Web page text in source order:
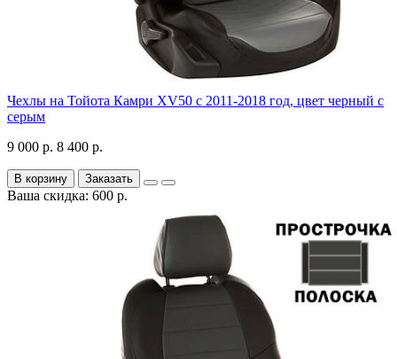
Чехлы на Тойота Камри XV50 с 2011-2018 год, цвет черный с
серым
9 000 р. 8 400 р.
В корзину Заказать
Ваша скидка: 600 р.